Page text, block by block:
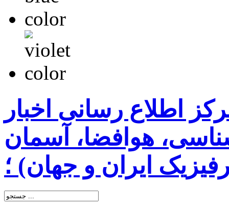
اطلاع رسانی اخبار
هوافضا، آسمان
ایران و جهان) ؛